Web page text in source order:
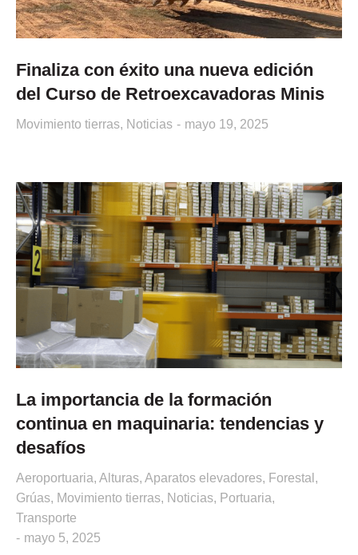
Finaliza con éxito una nueva edición
del Curso de Retroexcavadoras Minis
Movimiento tierras, Noticias mayo 19, 2025
La importancia de la formación
continua en maquinaria: tendencias y
desafíos
Aeroportuaria, Alturas, Aparatos elevadores, Forestal ,
Grúas, Movimiento tierras, Noticias, Portuaria,
Transporte
mayo 5, 2025